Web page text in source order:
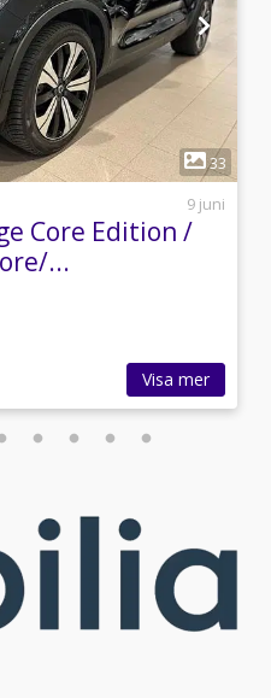
33
9 juni
Core Edition /
...
Visa mer